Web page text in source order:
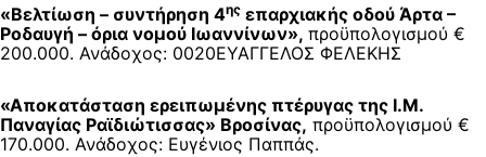
«Βελτίωση – συντήρηση 4ης επαρχιακής οδού Άρτα –
Ροδαυγή – όρια νομού Ιωαννίνων», προϋπολογισμού €
200.000. Ανάδοχος: 0020ΕΥΑΓΓΕΛΟΣ ΦΕΛΕΚΗΣ
«Αποκατάσταση ερειπωμένης πτέρυγας της Ι.Μ.
Παναγίας Ραϊδιώτισσας» Βροσίνας, προϋπολογισμού €
170.000. Ανάδοχος: Ευγένιος Παππάς.